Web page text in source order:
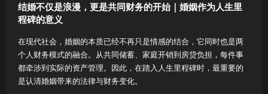
结婚不仅是浪漫，更是共同财务的开始｜婚姻作为人生里
程碑的意义
在现代社会，婚姻的本质已经不再只是情感的结合，它同时也是两
个人财务模式的融合。从共同储蓄、家庭开销到房贷负担，每件事
都牵涉到实际的资产管理。因此，在踏入人生里程碑时，最重要的
是认清婚姻带来的法律与财务变化。